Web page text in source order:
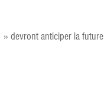
devront anticiper la future